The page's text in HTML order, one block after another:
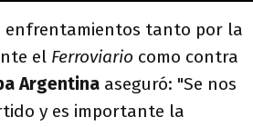
enfrentamientos tanto por la
el Ferroviario como contra
Argentina aseguró: "Se nos
y es importante la